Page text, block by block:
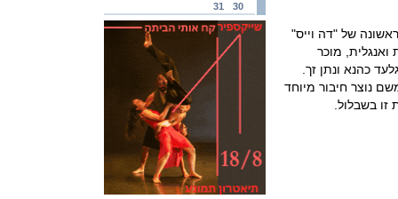
30
31
של "דה וייס"
ואנגלית, מוכר
כהנא ונתן זך.
ומשם נוצר חיבור מיוחד
זו בשבלול.